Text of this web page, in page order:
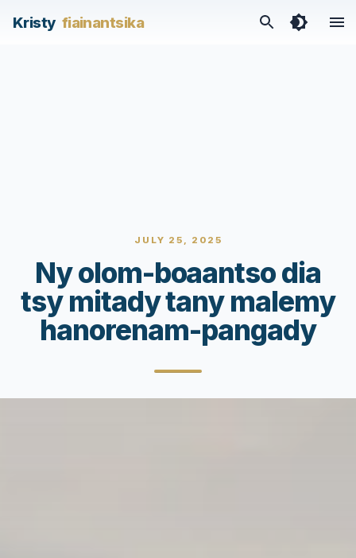
Kristy fiainantsika
JULY 25, 2025
Ny olom-boaantso dia
tsy mitady tany malemy
hanorenam-pangady